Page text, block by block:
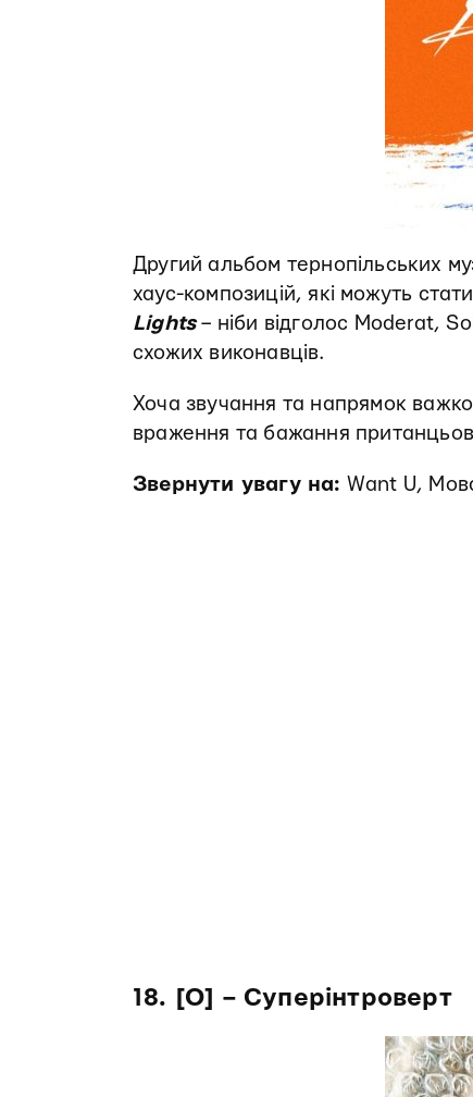
Другий альбом тернопільських
хаус-композицій, які можуть
Lights– ніби відголос Moderat,
схожих виконавців.
Хоча звучання та напрямок
враження та бажання
Звернути увагу на: Want U,
18. [O] – Суперінтроверт